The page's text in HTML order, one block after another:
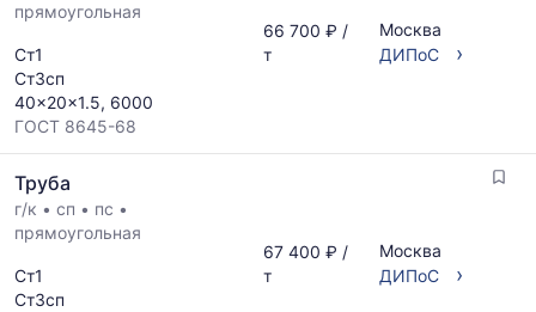
прямоугольная
Ст1
Ст3сп
40x20x1.5, 6000
ГОСТ 8645-68
66 700 ₽ /
т
Москва
ДИПоС
›
Труба
г/к • сп • пс •
прямоугольная
Ст1
Ст3сп
67 400 ₽ /
т
Москва
ДИПоС
›